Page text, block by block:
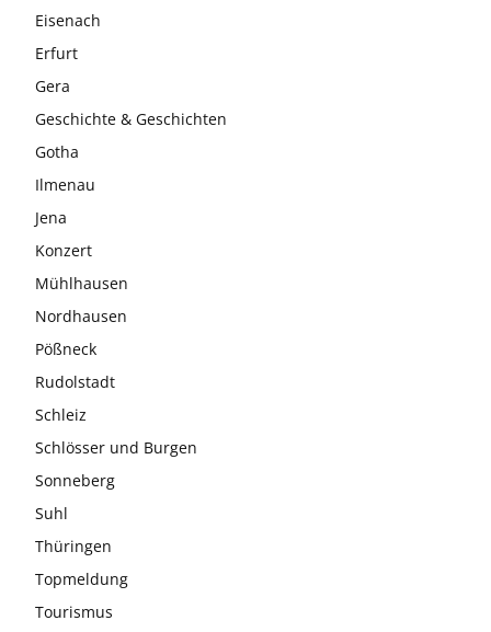
Eisenach
Erfurt
Gera
Geschichte & Geschichten
Gotha
Ilmenau
Jena
Konzert
Mühlhausen
Nordhausen
Pößneck
Rudolstadt
Schleiz
Schlösser und Burgen
Sonneberg
Suhl
Thüringen
Topmeldung
Tourismus